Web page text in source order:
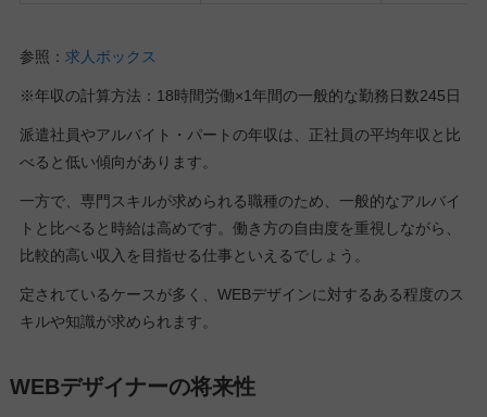
参照： 求人ボックス
※年収の計算方法：18時間労働×1年間の一般的な勤務日数245日
派遣社員やアルバイト・パートの年収は、正社員の平均年収と比
べると低い傾向があります。
一方で、専門スキルが求められる職種のため、一般的なアルバイ
トと比べると時給は高めです。働き方の自由度を重視しながら、
比較的高い収入を目指せる仕事といえるでしょう。
定されているケースが多く、WEBデザインに対するある程度のス
キルや知識が求められます。
WEBデザイナーの将来性